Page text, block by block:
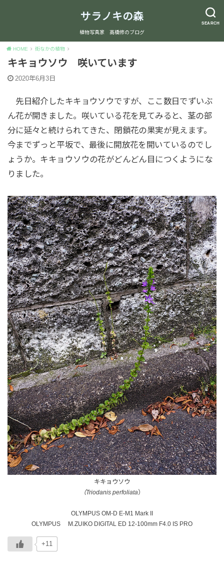
SEARCH
サラノキの森
植物写真家 高橋修のブログ
HOME 街なかの植物
キキョウソウ 咲いています
2020年6月3日
先日紹介したキキョウソウですが、ここ数日でずいぶ
ん花が開きました。咲いている花を見てみると、茎の部
分に延々と続けられてきた、閉鎖花の果実が見えます。
今までずっと平坂で、最後に開放花を開いているのでし
ょうか。キキョウソウの花がどんどん目につくようにな
りました。
キキョウソウ
（Triodanis perfoliata）
OLYMPUS OM-D E-M1 Mark II
OLYMPUS M.ZUIKO DIGITAL ED 12-100mm F4.0 IS PRO
+11